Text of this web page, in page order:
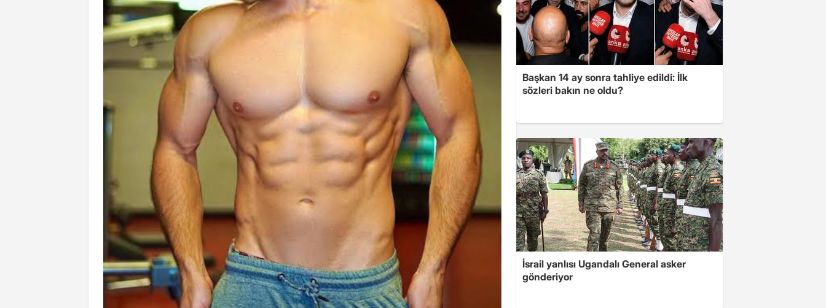
Başkan 14 ay sonra tahliye edildi: İlk
sözleri bakın ne oldu?
İsrail yanlısı Ugandalı General asker
gönderiyor